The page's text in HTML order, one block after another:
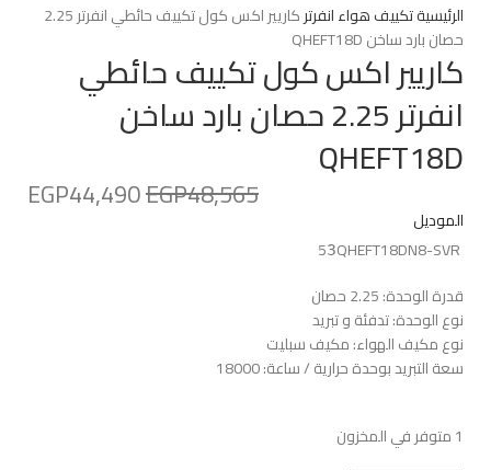
الرئيسيةتكييف هواءانفرتر
كاريير اكس كول تكييف حائطي انفرتر 2.25
حصان بارد ساخن QHEFT18D
كاريير اكس كول تكييف حائطي
انفرتر 2.25 حصان بارد ساخن
QHEFT18D
EGP48,565
EGP44,490
الموديل
53َQHEFT18DN8-SVR
قدرة الوحدة: 2.25 حصان
نوع الوحدة: تدفئة و تبريد
نوع مكيف الهواء: مكيف سبليت
سعة التبريد بوحدة حرارية / ساعة: 18000
1 متوفر في المخزون